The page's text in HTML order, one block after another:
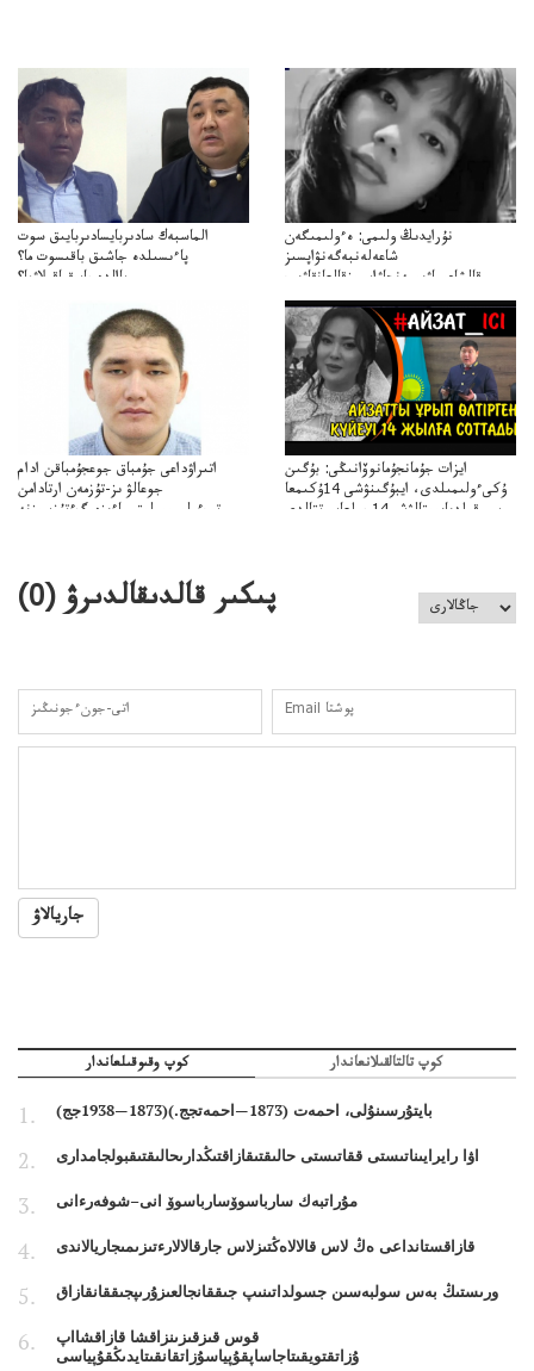
الماسبەك سادىربايسادىربايىق سوت
پاءىسىلدە جاشىق باقىسوت ما؟
پاالدەجابىقباقىلاۋما؟
نۇرايدىڭ ولىمى: ەءولىمىگەن
شاعەلەنبەگەنۋاپسىز
قالشاعىماۋىپمەنجاۋاپسىزقالعانقاۋىپ
اتىراۋداعى جۇمباق جوعجۇمباقن ادام
جوعالۋ ىز-تۇزمەن ارتادامن
وتبءولىمىپوليتسياءىزەرگءتۇزسىزنە
ايزات جۇمانجۇمانوۆانىڭى: بۇگىن
ۇكىءولىمىلدى، ايبۇگىنۋشى 14ۇكىمعا
سووقىلدىايىپتالۋشى14جىلعاسوتتالدى
پىكىر قالدىقالدىرۋ (0
)
جاريالاۋ
كوپ وقىوقىلعاندار كوپ تالتالقىلانعاندار
بايتۇرسىنۇلى، احمەت (1873—احمەتجج.)(1873—1938جج)
اۋا رايرايىناتىستى ققاتىستى حالىقتىقازاقتىڭدارىحالىقتىقبولجامدارى
مۇراتبەك سارباسوۆسارباسوۆ انى–شوفەرءانى
قازاقستانداعى ەڭ لاس قالالاەڭتىزلاس جارقالالارءتىزىمىجاريالاندى
ورىستىڭ بەس سولبەسىن جسولداتىنىپ جىققانجالعىزۇرىپجىققانقازاق
قوس قىزقىزىنزاقشا قازاقشااپ
ۇزاتقتويقىتاجاساپقۇپياسۇزاتقانقىتايدىڭقۇپياسى